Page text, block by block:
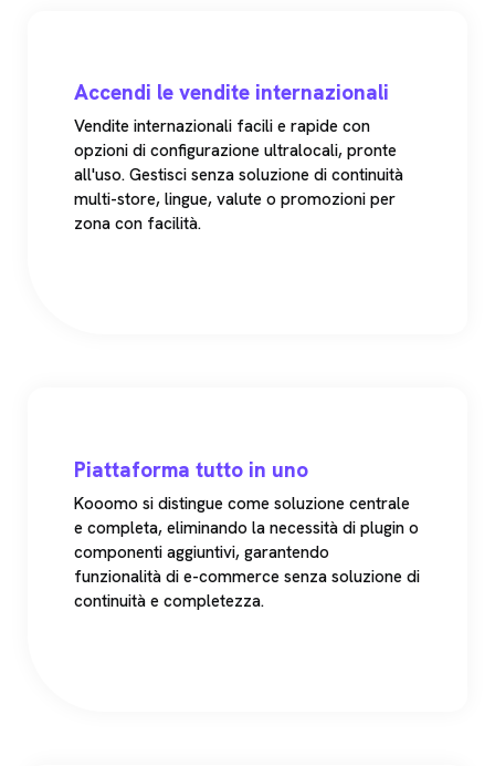
Accendi le vendite internazionali
Vendite internazionali facili e rapide con
opzioni di configurazione ultralocali, pronte
all'uso. Gestisci senza soluzione di continuità
multi-store, lingue, valute o promozioni per
zona con facilità.
Piattaforma tutto in uno
Kooomo si distingue come soluzione centrale
e completa, eliminando la necessità di plugin o
componenti aggiuntivi, garantendo
funzionalità di e-commerce senza soluzione di
continuità e completezza.